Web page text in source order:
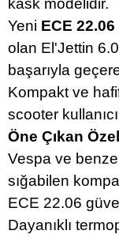
kask modelidir.
Yeni ECE
olan El'Jettin
başarıyla
Kompakt ve
scooter
Öne Çıkan
Vespa ve
sığabilen
ECE 22.06
Dayanıklı